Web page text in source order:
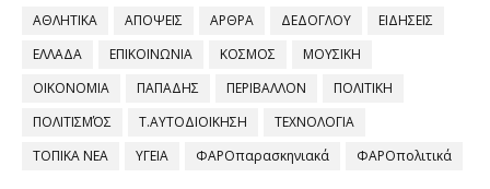
ΑΘΛΗΤΙΚΑ ΑΠΟΨΕΙΣ ΑΡΘΡΑ ΔΕΔΟΓΛΟΥ
ΕΙΔΗΣΕΙΣ
ΕΛΛΑΔΑ
ΕΠΙΚΟΙΝΩΝΙΑ ΚΟΣΜΟΣ
ΜΟΥΣΙΚΗ
ΟΙΚΟΝΟΜΙΑ
ΠΑΠΑΔΗΣ ΠΕΡΙΒΑΛΛΟΝ
ΠΟΛΙΤΙΚΗ
ΠΟΛΙΤΙΣΜΌΣ
Τ.ΑΥΤΟΔΙΟΙΚΗΣΗ
ΤΕΧΝΟΛΟΓΙΑ
ΤΟΠΙΚΑ ΝΕΑ
ΥΓΕΙΑ ΦΑΡΟπαρασκηνιακά ΦΑΡΟπολιτικά